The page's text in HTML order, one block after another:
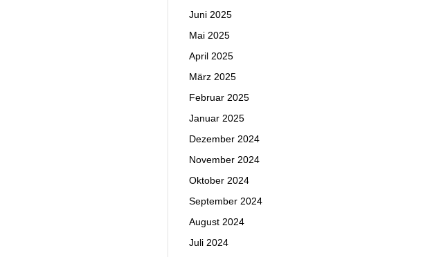
Juni 2025
Mai 2025
April 2025
März 2025
Februar 2025
Januar 2025
Dezember 2024
November 2024
Oktober 2024
September 2024
August 2024
Juli 2024